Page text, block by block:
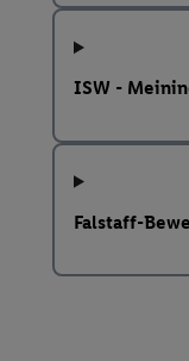
ISW -
Falstaff-